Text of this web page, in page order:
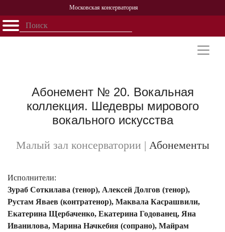
Московская консерватория
Открыть - закрыть
Персоналии
История
Абонемент № 20. Вокальная
коллекция. Шедевры мирового
вокального искусства
Малый зал консерватории | Абонементы
Исполнители:
Зураб Соткилава (тенор), Алексей Долгов (тенор),
Рустам Яваев (контратенор), Маквала Касрашвили,
Екатерина Щербаченко, Екатерина Годованец, Яна
Иванилова, Марина Начкебия (сопрано), Майрам